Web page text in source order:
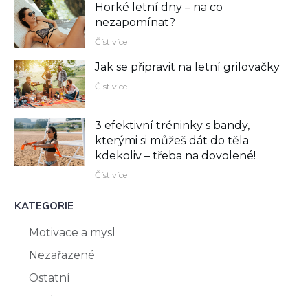
Horké letní dny – na co
nezapomínat?
Číst více
Jak se připravit na letní grilovačky
Číst více
3 efektivní tréninky s bandy,
kterými si můžeš dát do těla
kdekoliv –⁠ třeba na dovolené!
Číst více
KATEGORIE
Motivace a mysl
Nezařazené
Ostatní